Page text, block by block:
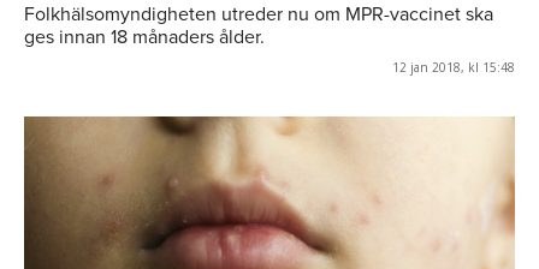
Folkhälsomyndigheten utreder nu om MPR-vaccinet ska
ges innan 18 månaders ålder.
12 jan 2018, kl 15:48